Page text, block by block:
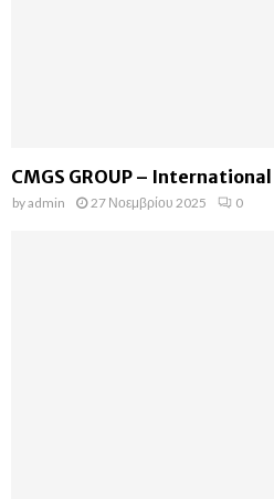
CMGS GROUP –
byadmin 27 Νοεμβρίου 2025 0